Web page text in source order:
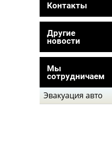
Контакты
Другие
новости
Мы
сотрудничаем
Эвакуация авто